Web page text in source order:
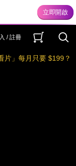
/ 註冊
片」每月只要 $199？